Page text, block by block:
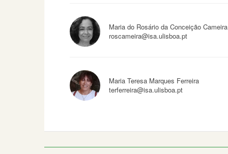
Maria do Rosário da Conceição Cameira
roscameira@isa.ulisboa.pt
Maria Teresa Marques Ferreira
terferreira@isa.ulisboa.pt